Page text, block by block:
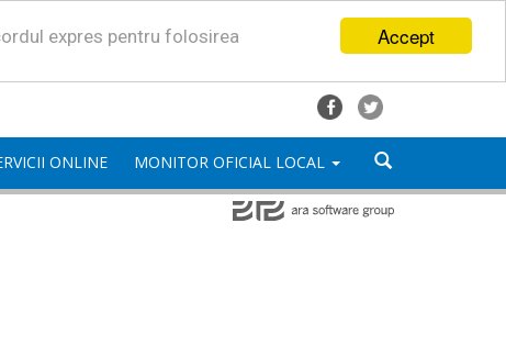
Accept
expres pentru folosirea
ONLINE MONITOR OFICIAL LOCAL